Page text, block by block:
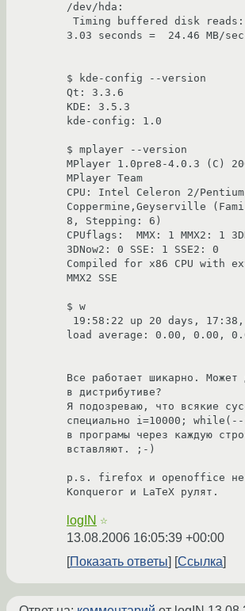
/dev/hda:
3.03 seconds =  24.46 MB/sec
$ kde-config --version
Qt: 3.3.6
KDE: 3.5.3
kde-config: 1.0
$ mplayer --version
MPlayer 1.0pre8-4.0.3 (C)
MPlayer Team
CPU: Intel Celeron 2/
Coppermine,Geyserville
8, Stepping: 6)
CPUflags:  MMX: 1 MMX2: 1
3DNow2: 0 SSE: 1 SSE2: 0
Compiled for x86 CPU with
MMX2 SSE
$ w
load average: 0.00, 0.00,
Все работает шикарно. Может
в дистрибутиве?
Я подозреваю, что всякие
специально i=10000;
в програмы через каждую
вставляют. ;-)
p.s. firefox и openoffice не
Konqueror и LaTeX рулят.
logIN ☆
13.08.2006 16:05:39 +00:00
Показать ответы
Ссылка